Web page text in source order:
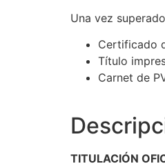
Una vez
Certificado
Título
Carnet de
TITULACIÓN